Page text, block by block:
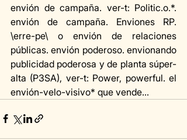
envión de campaña. ver-t: Politic.o.*.
envión de campaña. Enviones RP.
\erre-pe\ o envión de relaciones
públicas. envión poderoso. envionando
publicidad poderosa y de planta súper-
alta (P3SA), ver-t: Power, powerful. el
envión-velo-visivo* que vende...